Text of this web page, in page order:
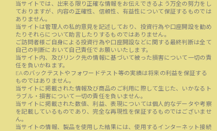
当サイトでは、出来る限り正確な情報をお伝えできるよう万全の努力をし
ておりますが、内容の正確性、信頼性、有益性について保証するものでは
ありません。
当サイトは管理人の私的意見を記述しており、投資行為や口座開設を勧め
たりそれらについて助言したりするものではありません。
ご訪問者様ご自身による投資行為や口座開設などに関する最終判断は全て
自己の判断において自己責任でお願いいたします。
当サイト内、及びリンク先の情報に基づいて被った損害について一切の責
任を負いかねます。
EAのバックテストやフォワードテスト等の実績は将来の利益を保証する
ものではありません。
当サイトに掲載された情報及び商品のご利用に際して生じた、いかなるト
ラブル・損害について一切の責任を負いません。
当サイトに掲載された数値、利益、表現については個人的なデータや考察
を記載しているものであり、完全な再現性を保証するものではございませ
ん。
当サイトの情報、製品を使用した結果には、使用するインターネット接続